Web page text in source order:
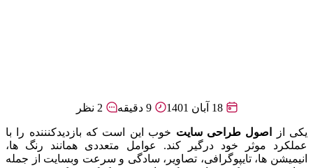
18 آبان 1401 9 دقیقه 2 نظر
یکی از اصول طراحی سایت خوب این است که بازدیدکنننده را با
عملکرد موثر خود درگیر کند. عوامل متعددی همانند رنگ ها،
انیمیشن ها، تایپوگرافی، تصاویر، سادگی و سرعت وبسایت از جمله